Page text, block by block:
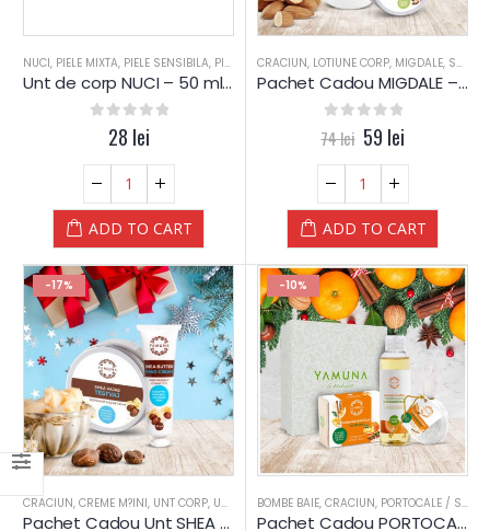
NUCI, PIELE MIXTA, PIELE SENSIBILA, PIELE USCATA ,TEN DESHIDRATAT, UNT CORP
Unt de corp NUCI – 50 ml – Yamuna
out of 5
28 lei
ADD TO CART
CRACIUN, LOTIUNE CORP, MIGDALE, SAPUN
Pachet Cadou MIGDALE – Yamuna (silver)
out of 5
74lei 59 lei
ADD TO CART
-17%
CRACIUN, CREME M?INI, UNT CORP, UNT SHEA ,YAMUNA LUXURY
Pachet Cadou Unt SHEA – Yamuna (silver)
-10%
BOMBE BAIE, CRACIUN, PORTOCALE / SCORTISOARA
Pachet Cadou PORTOCALE si Scortisoara – Yamuna